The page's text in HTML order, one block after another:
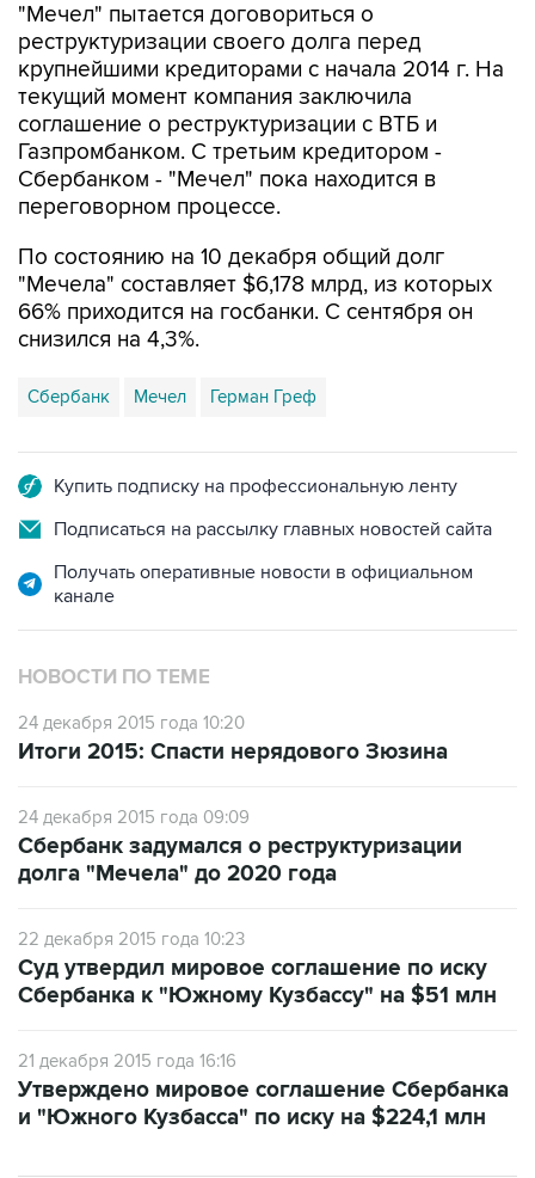
"Мечел" пытается договориться о
реструктуризации своего долга перед
крупнейшими кредиторами с начала 2014 г. На
текущий момент компания заключила
соглашение о реструктуризации с ВТБ и
Газпромбанком. С третьим кредитором -
Сбербанком - "Мечел" пока находится в
переговорном процессе.
По состоянию на 10 декабря общий долг
"Мечела" составляет $6,178 млрд, из которых
66% приходится на госбанки. С сентября он
снизился на 4,3%.
Сбербанк Мечел Герман Греф
Купить подписку на профессиональную ленту
Подписаться на рассылку главных новостей сайта
Получать оперативные новости в официальном
канале
НОВОСТИ ПО ТЕМЕ
24 декабря 2015 года 10:20
Итоги 2015: Спасти нерядового Зюзина
24 декабря 2015 года 09:09
Сбербанк задумался о реструктуризации
долга "Мечела" до 2020 года
22 декабря 2015 года 10:23
Суд утвердил мировое соглашение по иску
Сбербанка к "Южному Кузбассу" на $51 млн
21 декабря 2015 года 16:16
Утверждено мировое соглашение Сбербанка
и "Южного Кузбасса" по иску на $224,1 млн